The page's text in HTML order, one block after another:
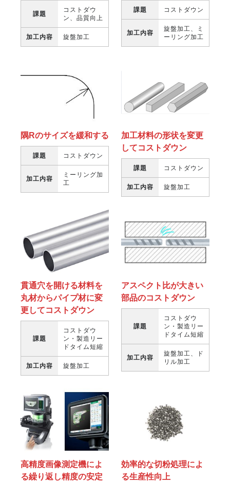
課題
コストダウ
ン、品質向上
加工内容 旋盤加工
課題 コストダウン
加工内容
旋盤加工、ミ
ーリング加工
隅Rのサイズを緩和する
課題 コストダウン
加工内容
ミーリング加
工
加工材料の形状を変更
してコストダウン
課題 コストダウン
加工内容 旋盤加工
貫通穴を開ける材料を
丸材からパイプ材に変
更してコストダウン
課題
コストダウ
ン・製造リー
ドタイム短縮
加工内容 旋盤加工
アスペクト比が大きい
部品のコストダウン
課題
コストダウ
ン・製造リー
ドタイム短縮
加工内容
旋盤加工、ド
リル加工
高精度画像測定機によ
る繰り返し精度の安定
効率的な切粉処理によ
る生産性向上